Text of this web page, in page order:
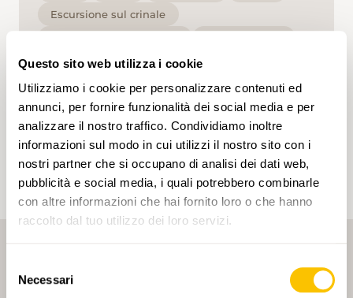
Questo sito web utilizza i cookie
Utilizziamo i cookie per personalizzare contenuti ed
annunci, per fornire funzionalità dei social media e per
analizzare il nostro traffico. Condividiamo inoltre
informazioni sul modo in cui utilizzi il nostro sito con i
nostri partner che si occupano di analisi dei dati web,
pubblicità e social media, i quali potrebbero combinarle
con altre informazioni che hai fornito loro o che hanno
raccolto dal tuo utilizzo dei loro servizi.
delNecessari
Escursione sul crinale
Media
T1
Cliccando su un tag, puoi aggiungerlo al tuo
account e ottenere contenuti personalizzati in base
ai tuoi interessi. I tag possono essere salvati solo in
un account.